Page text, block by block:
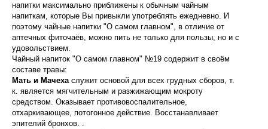
напитки максимально приближены к обычным чайным
напиткам, которые Вы привыкли употреблять ежедневно. И
поэтому чайные напитки "О самом главном", в отличие от
аптечных фиточаёв, можно пить не только для пользы, но и с
удовольствием.
Чайный напиток "О самом главном" №19 содержит в своём
составе травы:
Мать и Мачехаслужит основой для всех грудных сборов, т.
к. является мягчительным и разжижающим мокроту
средством. Оказывает противовоспалительное,
отхаркивающее, потогонное действие. Восстанавливает
эпителий бронхов. .